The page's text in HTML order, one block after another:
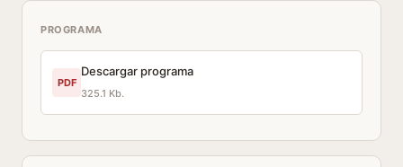
PROGRAMA
PDF
Descargar programa
325.1 Kb.